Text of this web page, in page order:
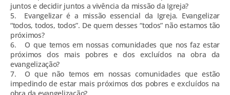
juntos e decidir juntos a vivência da missão da Igreja?
5. Evangelizar é a missão essencial da Igreja. Evangelizar
“todos, todos, todos”. De quem desses “todos” não estamos tão
próximos?
6. O que temos em nossas comunidades que nos faz estar
próximos dos mais pobres e dos excluídos na obra da
evangelização?
7. O que não temos em nossas comunidades que estão
impedindo de estar mais próximos dos pobres e excluídos na
obra da evangelização?